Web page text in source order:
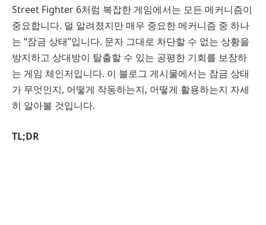
Street Fighter 6처럼 복잡한 게임에서는 모든 메커니즘이
중요합니다. 덜 알려졌지만 매우 중요한 메커니즘 중 하나
는 “잠금 상태”입니다. 문자 그대로 차단할 수 없는 상황을
방지하고 상대방이 탈출할 수 있는 공평한 기회를 보장하
는 게임 체인저입니다. 이 블로그 게시물에서는 잠금 상태
가 무엇인지, 어떻게 작동하는지, 어떻게 활용하는지 자세
히 알아볼 것입니다.
TL;DR